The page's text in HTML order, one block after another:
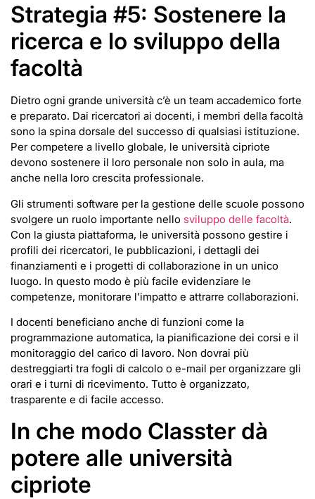
Strategia #5: Sostenere la
ricerca e lo sviluppo della
facoltà
Dietro ogni grande università c’è un team accademico forte
e preparato. Dai ricercatori ai docenti, i membri della facoltà
sono la spina dorsale del successo di qualsiasi istituzione.
Per competere a livello globale, le università cipriote
devono sostenere il loro personale non solo in aula, ma
anche nella loro crescita professionale.
Gli strumenti software per la gestione delle scuole possono
svolgere un ruolo importante nello sviluppo delle facoltà.
Con la giusta piattaforma, le università possono gestire i
profili dei ricercatori, le pubblicazioni, i dettagli dei
finanziamenti e i progetti di collaborazione in un unico
luogo. In questo modo è più facile evidenziare le
competenze, monitorare l’impatto e attrarre collaborazioni.
I docenti beneficiano anche di funzioni come la
programmazione automatica, la pianificazione dei corsi e il
monitoraggio del carico di lavoro. Non dovrai più
destreggiarti tra fogli di calcolo o e-mail per organizzare gli
orari e i turni di ricevimento. Tutto è organizzato,
trasparente e di facile accesso.
In che modo Classter dà
potere alle università
cipriote